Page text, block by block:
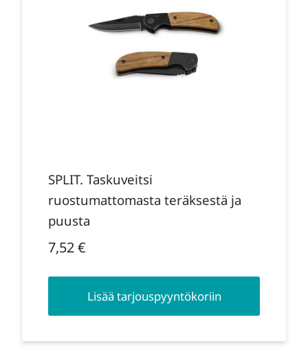
SPLIT. Taskuveitsi
ruostumattomasta teräksestä ja
puusta
7,52€
Lisää tarjouspyyntökoriin